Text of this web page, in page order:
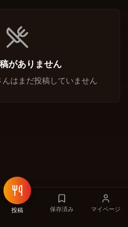
投稿 保存済み マイページ
がありません
はまだ投稿していません